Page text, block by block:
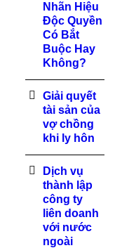
Nhãn Hiệu
Độc Quyền
Có Bắt
Buộc Hay
Không?
Giải quyết
tài sản của
vợ chồng
khi ly hôn
Dịch vụ
thành lập
công ty
liên doanh
với nước
ngoài